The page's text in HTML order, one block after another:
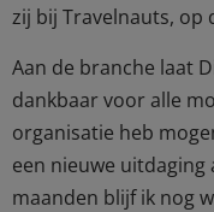
zij bij Travelnauts, op
Aan de branche laat
dankbaar voor alle
organisatie heb
een nieuwe uitdaging
maanden blijf ik nog